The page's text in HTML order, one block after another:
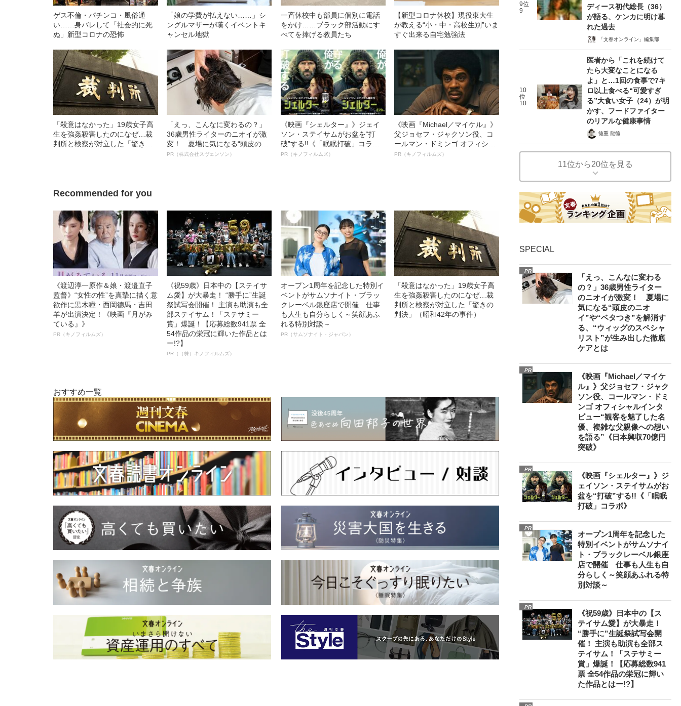
ゲス不倫・パチンコ・風俗通
い……身バレして「社会的に死
ぬ」新型コロナの恐怖
「娘の学費が払えない……」シ
ングルマザーが嘆くイベントキ
ャンセル地獄
一斉休校中も部員に個別に電話
をかけ……ブラック部活動にす
べてを捧げる教員たち
【新型コロナ休校】現役東大生
が教える“小・中・高校生別”いま
すぐ出来る自宅勉強法
「殺意はなかった」19歳女子高
生を強姦殺害したのになぜ…裁
判所と検察が対立した「驚きの
「えっ、こんなに変わるの？」
36歳男性ライターのニオイが激
変！ 夏場に気になる“頭皮のニ
オイ”や“ベタつき”を解消す
PR（株式会社スヴェンソン）
《映画『シェルター』》ジェイ
ソン・ステイサムがお盆を“打
破”する!!《「眠眠打破」コラ
ボ》
PR（キノフィルムズ）
《映画『Michael／マイケル』》
父ジョセフ・ジャクソン役、コ
ールマン・ドミンゴ オフィシャ
ルインタビュー“観客を魅了した
PR（キノフィルムズ）
Recommended for you
《渡辺淳一原作＆娘・渡邉直子
監督》“女性の性”を真摯に描く意
欲作に黒木瞳・西岡德馬・吉田
羊が出演決定！《映画『月がみ
ている』》
PR（キノフィルムズ）
《祝59歳》日本中の【ステイサ
ム愛】が大暴走！ “勝手に”生誕
祭試写会開催！ 主演も助演も全
部ステイサム！「ステサミー
賞」爆誕！【応募総数941票 全
54作品の栄冠に輝いた作品とは
ー!?】
PR（（株）キノフィルムズ）
オープン1周年を記念した特別イ
ベントがサムソナイト・ブラッ
クレーベル銀座店で開催 仕事
も人生も自分らしく～笑顔あふ
れる特別対談～
PR（サムソナイト・ジャパン）
「殺意はなかった」19歳女子高
生を強姦殺害したのになぜ…裁
判所と検察が対立した「驚きの
判決」（昭和42年の事件）
おすすめ一覧
9位
9
ディース初代総長（36）
が語る、ケンカに明け暮
れた過去
「文春オンライン」編集部
10
位
10
医者から「これを続けて
たら大変なことになる
よ」と…1回の食事で7キ
ロ以上食べる“可愛すぎ
る”大食い女子（24）が明
かす、フードファイター
のリアルな健康事情
徳重 龍徳
11位から20位を見る
SPECIAL
PR
「えっ、こんなに変わる
の？」36歳男性ライター
のニオイが激変！ 夏場に
気になる“頭皮のニオ
イ”や“ベタつき”を解消す
る、“ウィッグのスペシャ
リスト”が生み出した徹底
ケアとは
PR
《映画『Michael／マイケ
ル』》父ジョセフ・ジャク
ソン役、コールマン・ドミ
ンゴ オフィシャルインタ
ビュー“観客を魅了した名
優、複雑な父親像への想い
を語る”《日本興収70億円
突破》
PR
《映画『シェルター』》ジ
ェイソン・ステイサムがお
盆を“打破”する!!《「眠眠
打破」コラボ》
PR
オープン1周年を記念した
特別イベントがサムソナイ
ト・ブラックレーベル銀座
店で開催 仕事も人生も自
分らしく～笑顔あふれる特
別対談～
PR
《祝59歳》日本中の【ス
テイサム愛】が大暴走！
“勝手に”生誕祭試写会開
催！ 主演も助演も全部ス
テイサム！「ステサミー
賞」爆誕！【応募総数941
票 全54作品の栄冠に輝い
た作品とはー!?】